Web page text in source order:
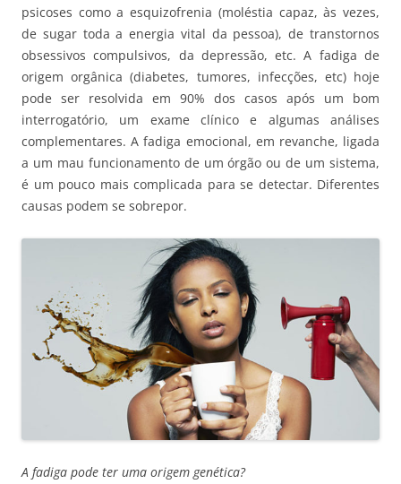
psicoses como a esquizofrenia (moléstia capaz, às vezes,
de sugar toda a energia vital da pessoa), de transtornos
obsessivos compulsivos, da depressão, etc. A fadiga de
origem orgânica (diabetes, tumores, infecções, etc) hoje
pode ser resolvida em 90% dos casos após um bom
interrogatório, um exame clínico e algumas análises
complementares. A fadiga emocional, em revanche, ligada
a um mau funcionamento de um órgão ou de um sistema,
é um pouco mais complicada para se detectar. Diferentes
causas podem se sobrepor.
A fadiga pode ter uma origem genética?